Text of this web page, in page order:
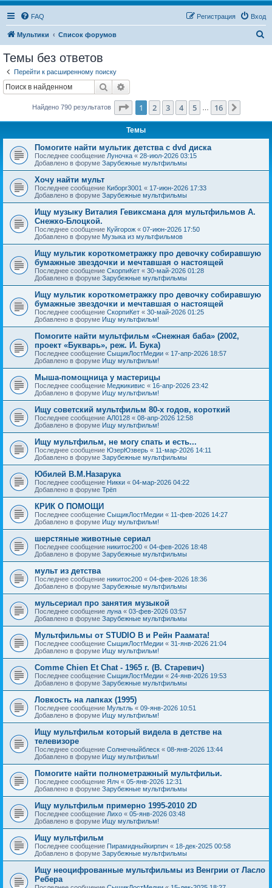
FAQ Вход
Регистрация
Мультики Список форумов
Темы без ответов
Перейти к расширенному поиску
Поиск
Найдено 790 результатов Страница из 16
1 2 3 4 5 16
Темы
Помогите найти мультик детства с dvd диска
Последнее сообщение Луночка « 28-июл-2026 03:15
Добавлено в форуме Зарубежные мультфильмы
Хочу найти мульт
Последнее сообщение Киборг3001 « 17-июн-2026 17:33
Добавлено в форуме Зарубежные мультфильмы
Ищу музыку Виталия Гевиксмана для мультфильмов А.
Снежко-Блоцкой.
Последнее сообщение Куйгорож « 07-июн-2026 17:50
Добавлено в форуме Музыка из мультфильмов
Ищу мультик короткометражку про девочку собиравшую
бумажные звездочки и мечтавшая о настоящей
Последнее сообщение СкорпиКет « 30-май-2026 01:28
Добавлено в форуме Зарубежные мультфильмы
Ищу мультик короткометражку про девочку собиравшую
бумажные звездочки и мечтавшая о настоящей
Последнее сообщение СкорпиКет « 30-май-2026 01:25
Добавлено в форуме Ищу мультфильм!
Помогите найти мультфильм «Снежная баба» (2002,
проект «Букварь», реж. И. Бука)
Последнее сообщение СыщикЛостМедии « 17-апр-2026 18:57
Добавлено в форуме Ищу мультфильм!
Мыша-помощница у мастерицы
Последнее сообщение Меджикивис « 16-апр-2026 23:42
Добавлено в форуме Ищу мультфильм!
Ищу советский мультфильм 80-х годов, короткий
Последнее сообщение АЛ0128 « 08-апр-2026 12:58
Добавлено в форуме Ищу мультфильм!
Ищу мультфильм, не могу спать и есть...
Последнее сообщение ЮзерЮзверь « 11-мар-2026 14:11
Добавлено в форуме Зарубежные мультфильмы
Юбилей В.М.Назарука
Последнее сообщение Никки « 04-мар-2026 04:22
Добавлено в форуме Трёп
КРИК О ПОМОЩИ
Последнее сообщение СыщикЛостМедии « 11-фев-2026 14:27
Добавлено в форуме Ищу мультфильм!
шерстяные животные сериал
Последнее сообщение никитос200 « 04-фев-2026 18:48
Добавлено в форуме Зарубежные мультфильмы
мульт из детства
Последнее сообщение никитос200 « 04-фев-2026 18:36
Добавлено в форуме Зарубежные мультфильмы
мульсериал про занятия музыкой
Последнее сообщение луна « 03-фев-2026 03:57
Добавлено в форуме Зарубежные мультфильмы
Мультфильмы от STUDIO B и Рейн Раамата!
Последнее сообщение СыщикЛостМедии « 31-янв-2026 21:04
Добавлено в форуме Ищу мультфильм!
Comme Chien Et Chat - 1965 г. (В. Старевич)
Последнее сообщение СыщикЛостМедии « 24-янв-2026 19:53
Добавлено в форуме Зарубежные мультфильмы
Ловкость на лапках (1995)
Последнее сообщение Мультль « 09-янв-2026 10:51
Добавлено в форуме Ищу мультфильм!
Ищу мультфильм который видела в детстве на
телевизоре
Последнее сообщение Солнечныйблеск « 08-янв-2026 13:44
Добавлено в форуме Ищу мультфильм!
Помогите найти полнометражный мультфильи.
Последнее сообщение Ялч « 05-янв-2026 12:31
Добавлено в форуме Зарубежные мультфильмы
Ищу мультфильм примерно 1995-2010 2D
Последнее сообщение Лихо « 05-янв-2026 03:48
Добавлено в форуме Ищу мультфильм!
Ищу мультфильм
Последнее сообщение Пирамидныйкирпич « 18-дек-2025 00:58
Добавлено в форуме Зарубежные мультфильмы
Ищу неоцифрованные мультфильмы из Венгрии от Ласло
Ребера